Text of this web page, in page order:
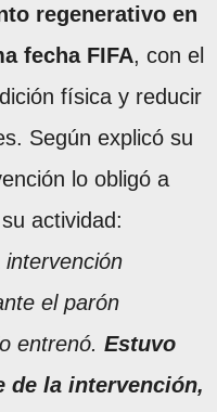
regenerativo en
fecha FIFA, con el
física y reducir
Según explicó su
lo obligó a
actividad:
el parón
entrenó. Estuvo
de la intervención,